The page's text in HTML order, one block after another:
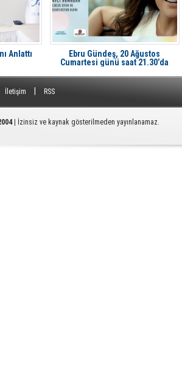
Anlattı
Ebru Gündeş, 20 Ağustos
Cumartesi günü saat 21.30’da
İletişim RSS
| İzinsiz ve kaynak gösterilmeden yayınlanamaz.